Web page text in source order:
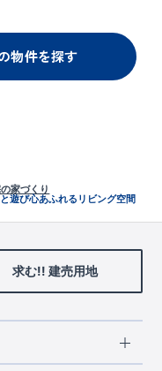
物件を探す
家づくり
遊び心あふれるリビング空間
求む!! 建売用地